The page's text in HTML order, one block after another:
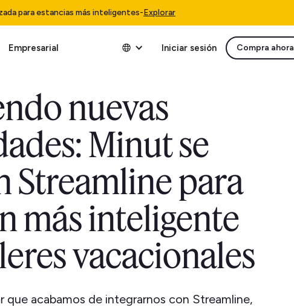
para estancias más inteligentes-Explorar
Empresarial Iniciar sesión Compra ahora
nuevas
Minut se
Streamline para
más inteligente
vacacionales
que acabamos de integrarnos con Streamline,